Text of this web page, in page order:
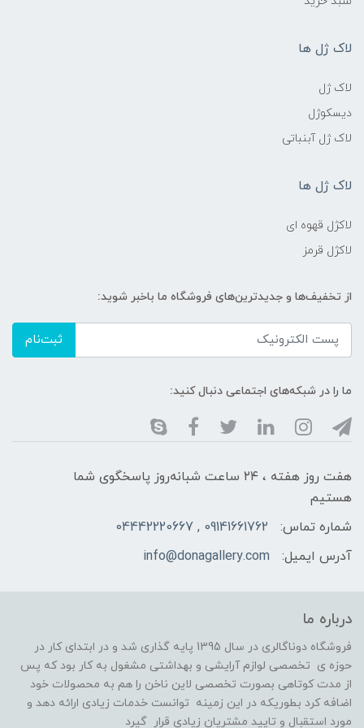
لاک ژل ها
لاک ژل
دیسکوژل
لاک ژل آبنباتی
لاک ژل ها
لاکژل قهوه ای
لاکژل قرمز
از تخفیف‌ها و جدیدترین‌های فروشگاه ما باخبر شوید:
ثبت‌نام
ما را در شبکه‌های اجتماعی دنبال کنید:
هفت روز هفته ، ۲۴ ساعت شبانه‌روز پاسخگوی شما
هستیم
شماره تماس:
09141661762 , 04442220667
آدرس ایمیل:
info@donagallery.com
درباره ما
فروشگاه دوناگالری در سال 1395 پایه گذاری شد و در ابتدای کار در
حوزه ی تخصصی لوازم آرایشی و بهداشتی مشغول به کار بود که پس
از مدت کوتاهی بصورت تخصصی لاین ناخن را هم به محصولات خود
اضافه کرد بطوریکه در این زمینه توانست خدمات زیادی ارائه دهد و
مورد استقبال و تایید مشتریان زیادی قرار گیرد